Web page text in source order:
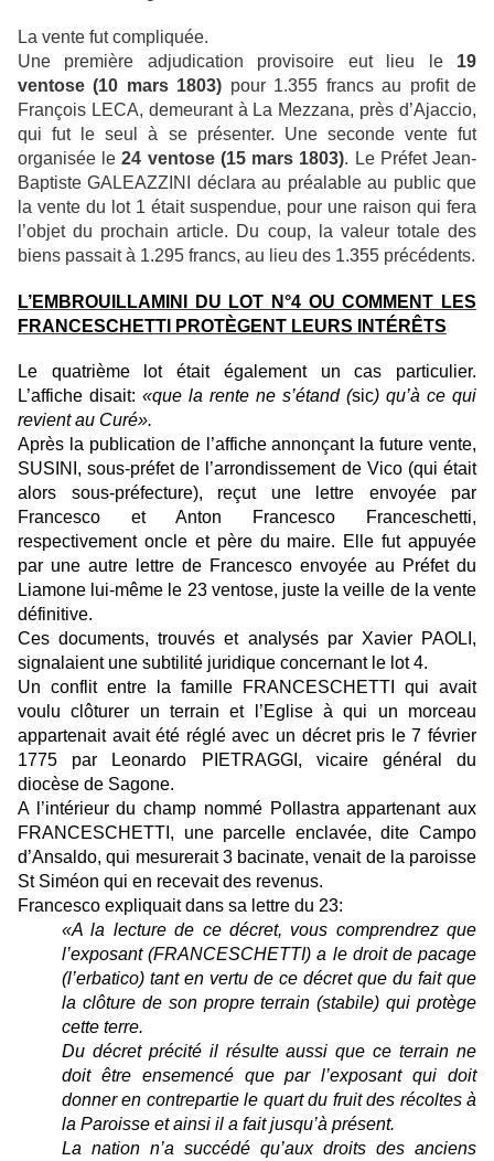
La vente fut compliquée.
Une première adjudication provisoire eut lieu le 19
ventose (10 mars 1803) pour 1.355 francs au profit de
François LECA, demeurant à La Mezzana, près d’Ajaccio,
qui fut le seul à se présenter. Une seconde vente fut
organisée le24 ventose (15 mars 1803). Le Préfet Jean-
Baptiste GALEAZZINI déclara au préalable au public que
la vente du lot 1 était suspendue, pour une raison qui fera
l’objet du prochain article. Du coup, la valeur totale des
biens passait à 1.295 francs, au lieu des 1.355 précédents.
L’EMBROUILLAMINI DU LOT N°4 OU COMMENT LES
FRANCESCHETTI PROTÈGENT LEURS INTÉRÊTS
Le quatrième lot était également un cas particulier.
L’affiche disait: «que la rente ne s’étand (sic) qu’à ce qui
revient au Curé».
Après la publication de l’affiche annonçant la future vente,
SUSINI, sous-préfet de l’arrondissement de Vico (qui était
alors sous-préfecture), reçut une lettre envoyée par
Francesco et Anton Francesco Franceschetti,
respectivement oncle et père du maire. Elle fut appuyée
par une autre lettre de Francesco envoyée au Préfet du
Liamone lui-même le 23 ventose, juste la veille de la vente
définitive.
Ces documents, trouvés et analysés par Xavier PAOLI,
signalaient une subtilité juridique concernant le lot 4.
Un conflit entre la famille FRANCESCHETTI qui avait
voulu clôturer un terrain et l’Eglise à qui un morceau
appartenait avait été réglé avec un décret pris le 7 février
1775 par Leonardo PIETRAGGI, vicaire général du
diocèse de Sagone.
A l’intérieur du champ nommé Pollastra appartenant aux
FRANCESCHETTI, une parcelle enclavée, dite Campo
d’Ansaldo, qui mesurerait 3 bacinate, venait de la paroisse
St Siméon qui en recevait des revenus.
Francesco expliquait dans sa lettre du 23:
«A la lecture de ce décret, vous comprendrez que
l’exposant (FRANCESCHETTI) a le droit de pacage
(l’erbatico) tant en vertu de ce décret que du fait que
la clôture de son propre terrain (stabile) qui protège
cette terre.
Du décret précité il résulte aussi que ce terrain ne
doit être ensemencé que par l’exposant qui doit
donner en contrepartie le quart du fruit des récoltes à
la Paroisse et ainsi il a fait jusqu’à présent.
La nation n’a succédé qu’aux droits des anciens